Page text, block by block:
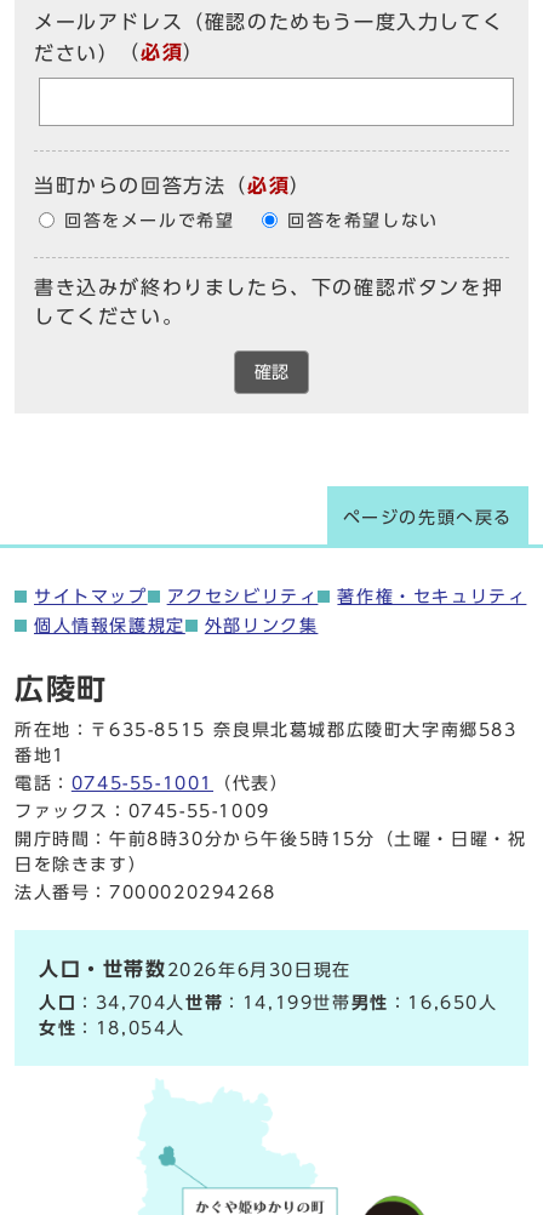
メールアドレス（確認のためもう一度入力してく
ださい）
（必須）
当町からの回答方法 （必須）
回答をメールで希望 回答を希望しない
書き込みが終わりましたら、下の確認ボタンを押
してください。
確認
ページの先頭へ戻る
サイトマップ アクセシビリティ
著作権・セキュリティ
個人情報保護規定
外部リンク集
広陵町
所在地：〒635-8515 奈良県北葛城郡広陵町大字南郷583
番地1
電話： 0745-55-1001
（代表）
ファックス：0745-55-1009
開庁時間：午前8時30分から午後5時15分（土曜・日曜・祝
日を除きます）
法人番号：7000020294268
人口・世帯数 2026年6月30日現在
人口
：34,704人世帯 ：14,199世帯男性 ：16,650人
女性 ：18,054人